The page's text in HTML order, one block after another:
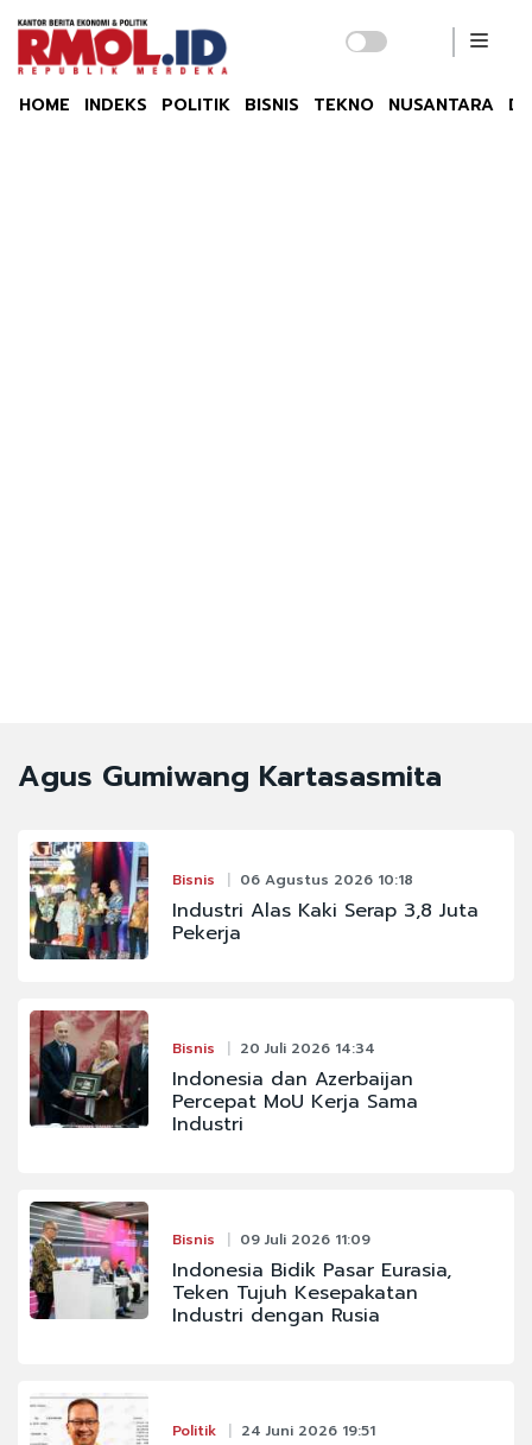
HOME INDEKS POLITIK BISNIS TEKNO NUSANTARA
Agus Gumiwang Kartasasmita
Bisnis 06 Agustus 2026 10:18
Industri Alas Kaki Serap 3,8 Juta
Pekerja
Bisnis 20 Juli 2026 14:34
Indonesia dan Azerbaijan
Percepat MoU Kerja Sama
Industri
Bisnis 09 Juli 2026 11:09
Indonesia Bidik Pasar Eurasia,
Teken Tujuh Kesepakatan
Industri dengan Rusia
Politik 24 Juni 2026 19:51